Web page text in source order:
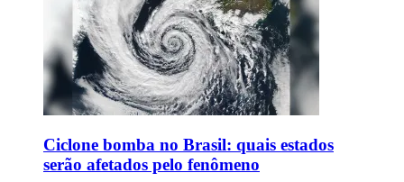
Ciclone bomba no Brasil: quais estados
serão afetados pelo fenômeno